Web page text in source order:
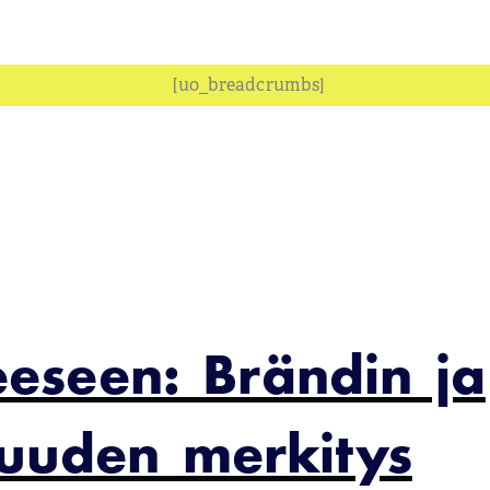
[uo_breadcrumbs]
Brändin ja
merkitys